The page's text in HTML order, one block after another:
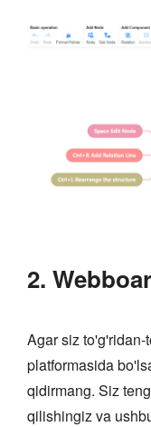
2.
Agar siz
platformasida
qidirmang. Siz
qilishingiz va